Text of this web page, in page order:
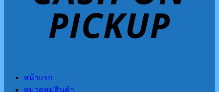
หน้าแรก
หมวดหมู่สินค้า